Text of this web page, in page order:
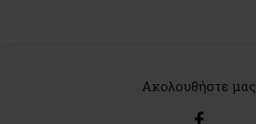
Ακολουθήστε μας